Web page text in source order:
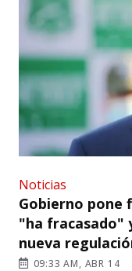
Noticias
Gobierno pone
"ha fracasado"
nueva
09:33 AM, ABR 14